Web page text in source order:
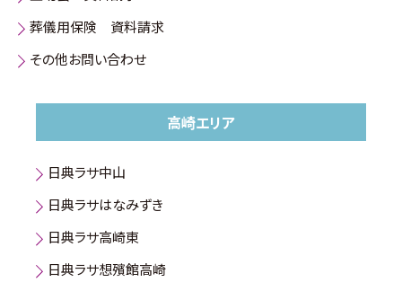
葬儀用保険 資料請求
その他お問い合わせ
高崎エリア
日典ラサ中山
日典ラサはなみずき
日典ラサ高崎東
日典ラサ想殯館高崎